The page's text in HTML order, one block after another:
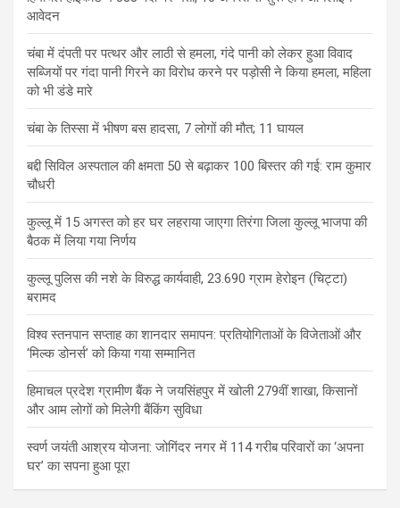
आवेदन
चंबा में दंपती पर पत्थर और लाठी से हमला, गंदे पानी को लेकर हुआ विवाद
सब्जियों पर गंदा पानी गिरने का विरोध करने पर पड़ोसी ने किया हमला, महिला
को भी डंडे मारे
चंबा के तिस्सा में भीषण बस हादसा, 7 लोगों की मौत; 11 घायल
बद्दी सिविल अस्पताल की क्षमता 50 से बढ़ाकर 100 बिस्तर की गई: राम कुमार
चौधरी
कुल्लू में 15 अगस्त को हर घर लहराया जाएगा तिरंगा जिला कुल्लू भाजपा की
बैठक में लिया गया निर्णय
कुल्लू पुलिस की नशे के विरुद्ध कार्यवाही, 23.690 ग्राम हेरोइन (चिट्टा)
बरामद
विश्व स्तनपान सप्ताह का शानदार समापन: प्रतियोगिताओं के विजेताओं और
‘मिल्क डोनर्स’ को किया गया सम्मानित
हिमाचल प्रदेश ग्रामीण बैंक ने जयसिंहपुर में खोली 279वीं शाखा, किसानों
और आम लोगों को मिलेगी बैंकिंग सुविधा
स्वर्ण जयंती आश्रय योजना: जोगिंदर नगर में 114 गरीब परिवारों का ‘अपना
घर’ का सपना हुआ पूरा